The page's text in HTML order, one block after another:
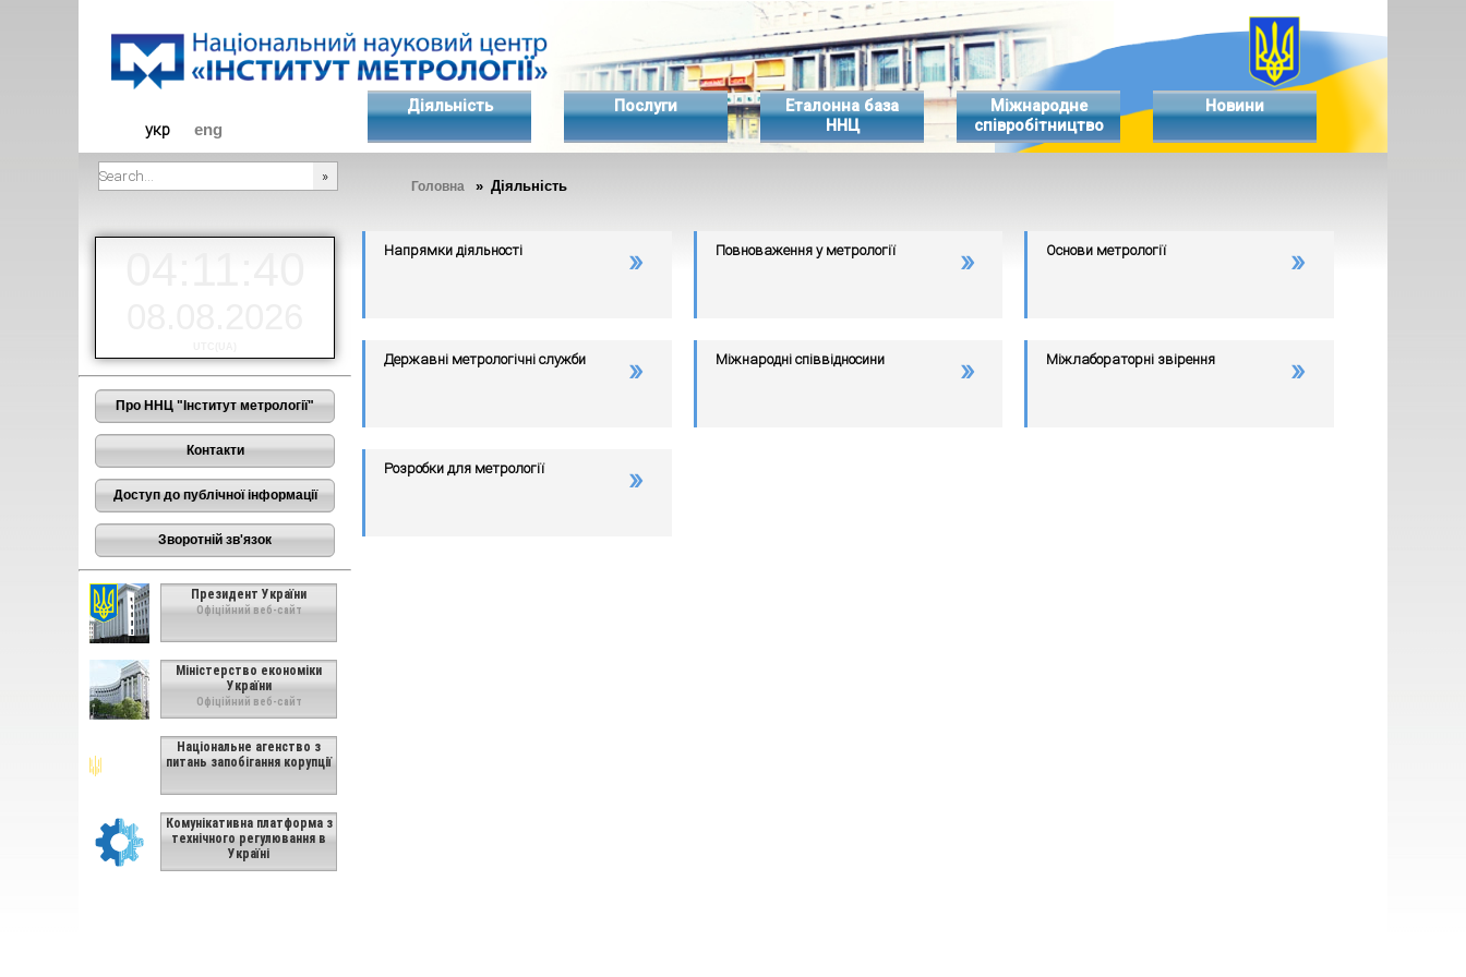
укр eng
Діяльність Послуги
Еталонна база
ННЦ
Міжнародне
співробітництво
Новини
Головна » Діяльність
Про ННЦ "Інститут метрології"
Контакти
Доступ до публічної інформації
Зворотній зв'язок
Президент України
Офіційний веб-сайт
Міністерство економіки
України
Офіційний веб-сайт
Національне агенство з
питань запобігання корупції
Комунікативна платформа з
технічного регулювання в
Україні
Напрямки діяльності Повноваження у метрології Основи метрології
Державні метрологічні служби Міжнародні співвідносини Міжлабораторні звірення
Розробки для метрології